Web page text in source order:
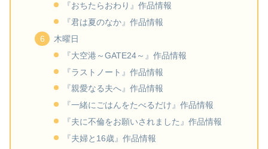
『おちたらおわり』作品情報
『君は夏のなか』作品情報
木曜日
『大空港～GATE24～』作品情報
『ラストノート』作品情報
『親愛なる夫へ』作品情報
『一緒にごはんをたべるだけ』作品情報
『夫に不倫をお願いされました』作品情報
『夫婦と16歳』作品情報